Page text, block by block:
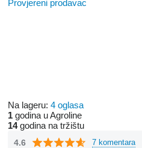
Provjereni prodavac
Na lageru: 4 oglasa
1 godina u Agroline
14godina na tržištu
4.6 7 komentara